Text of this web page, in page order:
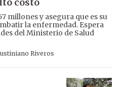
millones y asegura que es su
la enfermedad. Espera
del Ministerio de Salud
Riveros